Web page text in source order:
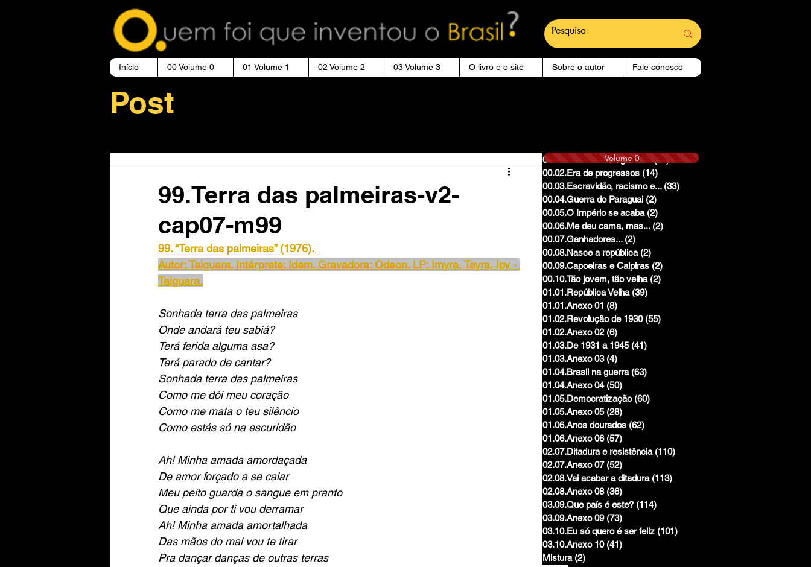
Início 00 Volume 0 01 Volume 1 02 Volume 2 03 Volume 3 O livro e o site Sobre o autor Fale conosco
Post
99.Terra das palmeiras-v2-
cap07-m99
99. “Terra das palmeiras” (1976).
Autor: Taiguara. Intérprete: Idem. Gravadora: Odeon. LP: Imyra, Tayra, Ipy -
Taiguara.
Sonhada terra das palmeiras
Onde andará teu sabiá?
Terá ferida alguma asa?
Terá parado de cantar?
Sonhada terra das palmeiras
Como me dói meu coração
Como me mata o teu silêncio
Como estás só na escuridão
Ah! Minha amada amordaçada
De amor forçado a se calar
Meu peito guarda o sangue em pranto
Que ainda por ti vou derramar
Ah! Minha amada amortalhada
Das mãos do mal vou te tirar
Pra dançar danças de outras terras
00.01.Reinado e Regencias
14 posts
00.02.Era de progressos (14)
00.03.Escravidão, racismo e... (33)
00.04.Guerra do Paraguai (2)
00.05.O Império se acaba (2)
00.06.Me deu cama, mas... (2)
00.07.Ganhadores... (2)
00.08.Nasce a república (2)
00.09.Capoeiras e Caipiras (2)
00.10.Tão jovem, tão velha (2)
01.01.República Velha (39)
01.01.Anexo 01 (8)
01.02.Revolução de 1930 (55)
01.02.Anexo 02 (6)
01.03.De 1931 a 1945 (41)
01.03.Anexo 03 (4)
01.04.Brasil na guerra (63)
01.04.Anexo 04 (50)
01.05.Democratização (60)
01.05.Anexo 05 (28)
01.06.Anos dourados (62)
01.06.Anexo 06 (57)
02.07.Ditadura e resistência (110)
02.07.Anexo 07 (52)
02.08.Vai acabar a ditadura (113)
02.08.Anexo 08 (36)
03.09.Que país é este? (114)
03.09.Anexo 09 (73)
03.10.Eu só quero é ser feliz (101)
03.10.Anexo 10 (41)
Mistura (2)
Volume 0